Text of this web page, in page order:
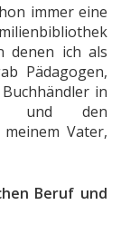
immer eine
denen ich als
Pädagogen,
in
und den
Vater,
Beruf und